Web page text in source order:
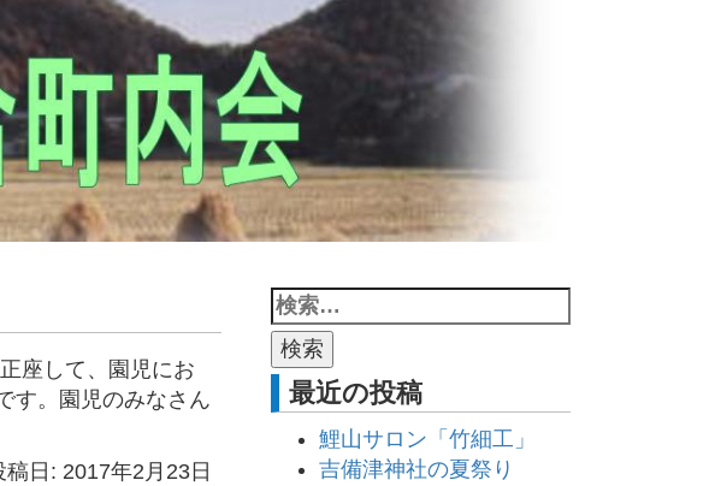
座して、園児にお
す。園児のみなさん
稿日: 2017年2月23日
最近の投稿
鯉山サロン「竹細工」
吉備津神社の夏祭り